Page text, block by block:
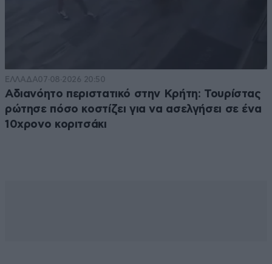
ΕΛΛΑΔΑ07·08·2026 20:50
Αδιανόητο περιστατικό στην Κρήτη: Τουρίστας
ρώτησε πόσο κοστίζει για να ασελγήσει σε ένα
10χρονο κοριτσάκι